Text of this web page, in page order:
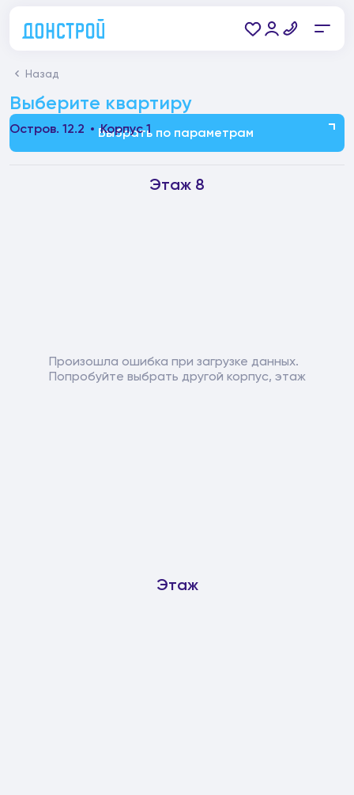
Назад
Выберите квартиру
Выбрать по параметрам
Остров. 12.2 Корпус 1
Этаж 8
Произошла ошибка при загрузке данных.
Попробуйте выбрать другой корпус, этаж
Этаж